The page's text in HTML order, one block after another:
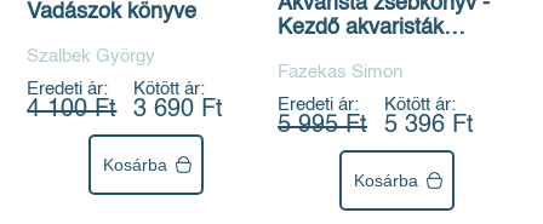
Vadászok könyve
Szalbek György
Eredeti ár:
4 100 Ft
Kötött ár:
3 690 Ft
Kosárba
Kezdő akvaristák
Fazekas Simon
Eredeti ár:
5 995 Ft
Kötött ár:
5 396 Ft
Kosárba